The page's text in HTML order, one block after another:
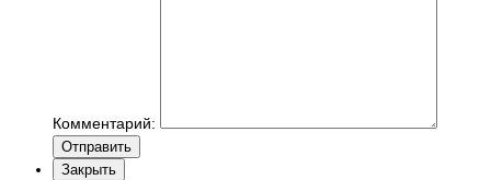
Комментарий:
Отправить
Закрыть